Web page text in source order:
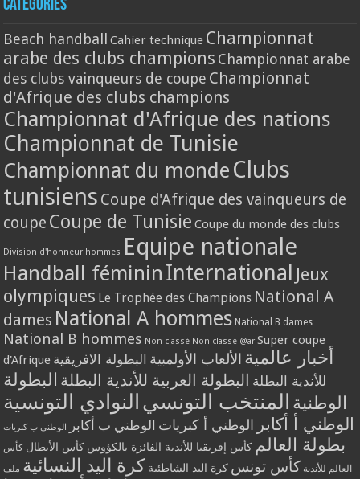
Catégories
Beach handball Cahier technique Championnat
arabe des clubs champions Championnat arabe
des clubs vainqueurs de coupe Championnat
d'Afrique des clubs champions
Championnat d'Afrique des nations
Championnat de Tunisie
Championnat du monde Clubs
tunisiens Coupe d'Afrique des vainqueurs de
coupe Coupe de Tunisie Coupe du monde des clubs
Division d'honneur hommes Equipe nationale
Handball féminin International Jeux
olympiques Le Trophée des Champions National A
dames National A hommes National B dames
National B hommes Non classé Non classé @ar Super coupe
d'Afrique
أخبار عالمية الألعاب الأولمبية البطولة الافريقية
للأندية البطلة البطولة العربية للأندية البطلة البطولة
الوطنية المنتخب التونسي النوادي التونسية
الوطني أ أكابر الوطني أ كبريات الوطني ب أكابر الوطني ب كبريات
بطولة العالم كأس إفريقيا للأندية الفائزة بالكؤوس كأس الأبطال كأس
العالم للأندية كأس تونس كرة اليد الشاطئية كرة اليد النسائية ملف